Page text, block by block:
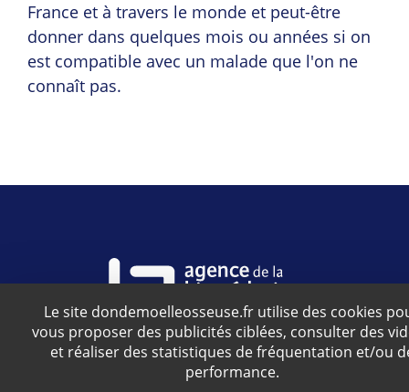
France et à travers le monde et peut-être
donner dans quelques mois ou années si on
est compatible avec un malade que l'on ne
connaît pas.
Agence relevant du ministère de la Santé
Le site dondemoelleosseuse.fr utilise des cookies
vous proposer des publicités ciblées, consulter des
et réaliser des statistiques de fréquentation et/ou
performance.